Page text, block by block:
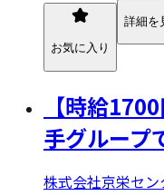
お気に入り
詳細を
【時給
手グループ
株式会社京栄セン